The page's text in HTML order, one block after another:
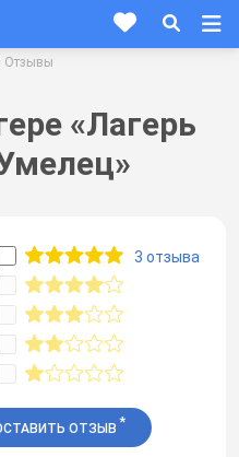
Отзывы
«Лагерь
3 отзыва
ОТЗЫВ *